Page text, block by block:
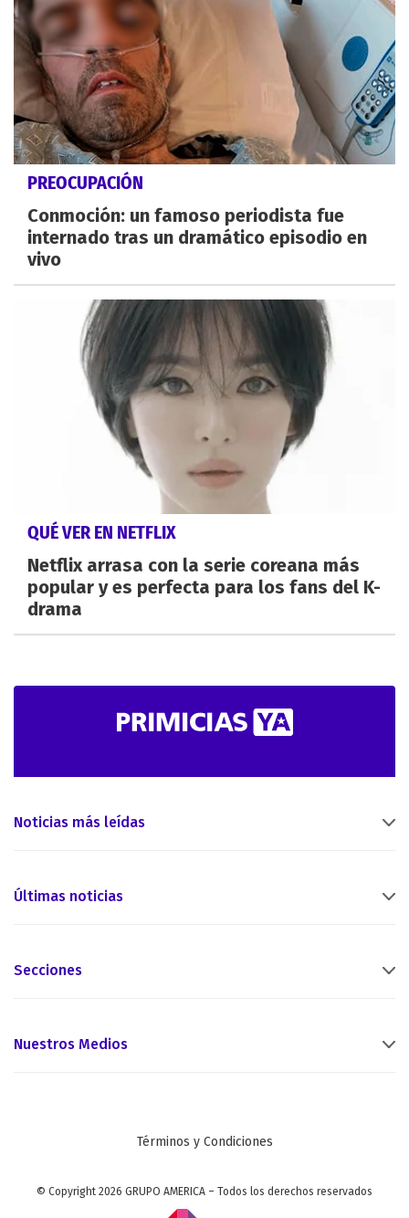
PREOCUPACIÓN
Conmoción: un famoso periodista fue
internado tras un dramático episodio en
vivo
QUÉ VER EN NETFLIX
Netflix arrasa con la serie coreana más
popular y es perfecta para los fans del K-
drama
Noticias más leídas
Últimas noticias
Secciones
Nuestros Medios
Términos y Condiciones
© Copyright 2026 GRUPO AMERICA – Todos los derechos reservados